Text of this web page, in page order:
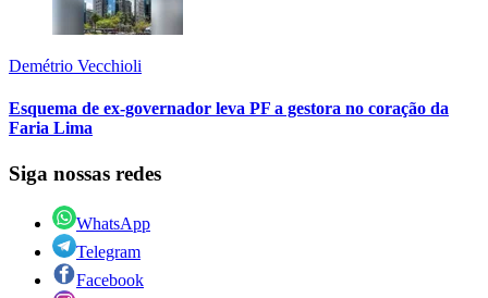
Demétrio Vecchioli
Esquema de ex-governador leva PF a gestora no coração da
Faria Lima
Siga nossas redes
WhatsApp
Telegram
Facebook